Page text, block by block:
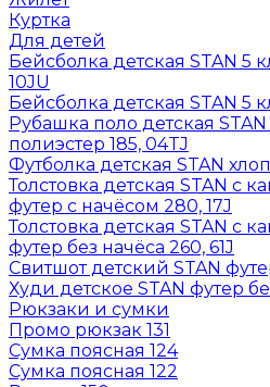
Куртка
Для детей
Бейсболка детская STAN 5
10JU
Бейсболка детская STAN 5
Рубашка поло детская
полиэстер 185, 04TJ
Футболка детская STAN
Толстовка детская STAN с
футер с начёсом 280, 17J
Толстовка детская STAN с
футер без начёса 260, 61J
Свитшот детский STAN
Худи детское STAN футер
Рюкзаки и сумки
Промо рюкзак 131
Сумка поясная 124
Сумка поясная 122